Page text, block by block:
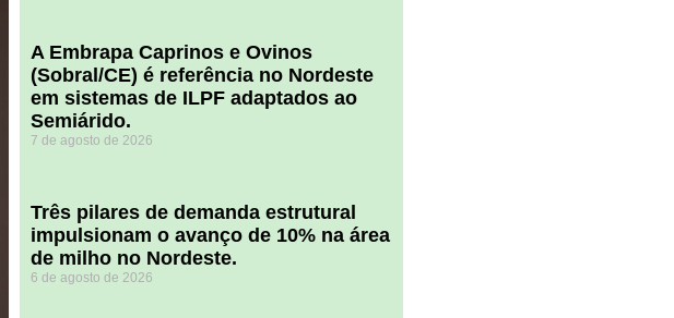
A Embrapa Caprinos e Ovinos
(Sobral/CE) é referência no Nordeste
em sistemas de ILPF adaptados ao
Semiárido.
7 de agosto de 2026
​Três pilares de demanda estrutural
impulsionam o avanço de 10% na área
de milho no Nordeste.
6 de agosto de 2026